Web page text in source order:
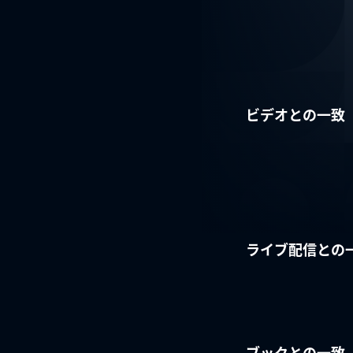
ビデオとの一致
ライブ配信との